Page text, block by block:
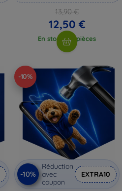
13,90 €
12,50 €
En stock > 5 pièces
-10%
-10%
Réduction
avec
coupon
EXTRA10